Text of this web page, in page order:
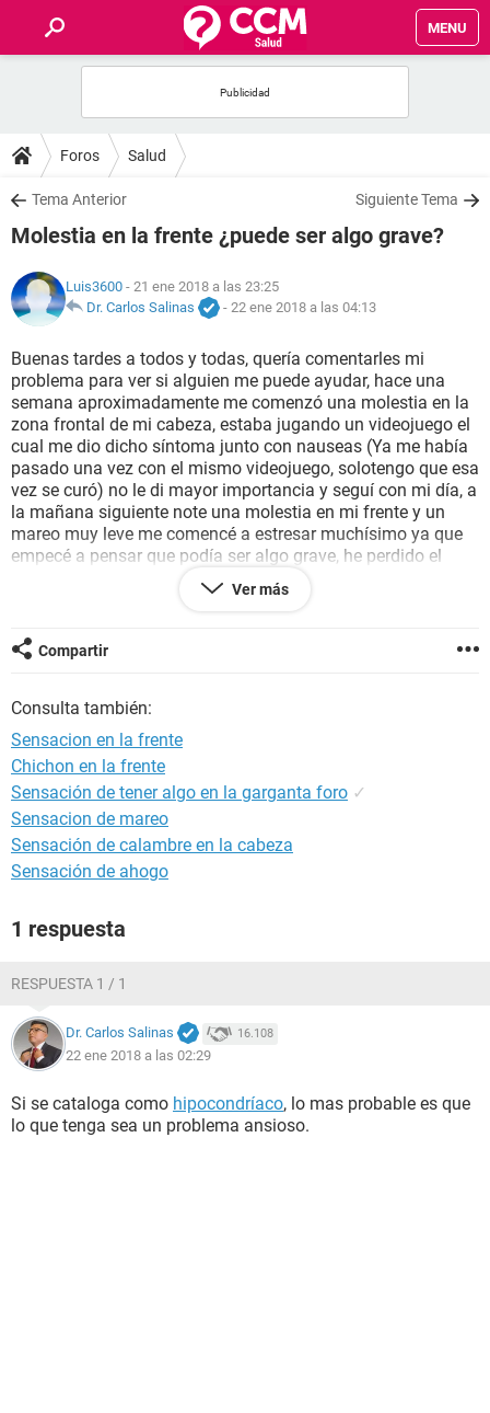
MENU
FOROS
SALUD
NUTRICIÓN
BIENESTAR
SEXUALIDAD
GLOSARIO
Foros Salud
Tema Anterior Siguiente Tema
Molestia en la frente ¿puede ser algo grave?
Luis3600 - 21 ene 2018 a las 23:25
Dr. Carlos Salinas
- 22 ene 2018 a las 04:13
Buenas tardes a todos y todas, quería comentarles mi
problema para ver si alguien me puede ayudar, hace una
semana aproximadamente me comenzó una molestia en la
zona frontal de mi cabeza, estaba jugando un videojuego el
cual me dio dicho síntoma junto con nauseas (Ya me había
pasado una vez con el mismo videojuego, solotengo que esa
vez se curó) no le di mayor importancia y seguí con mi día, a
la mañana siguiente note una molestia en mi frente y un
mareo muy leve me comencé a estresar muchísimo ya que
empecé a pensar que podía ser algo grave, he perdido el
apetito todo esto hasta el día de hoy, me siento igual, no ha
cambiado la situación, no se si será que estoy estresado de
lentes, por favor si alguien me puede ayudar me haría sentir
mejor ya que me siento muy asustado, Saludos.
Pd: Soy hipocondríaco (de ahí tanta preocupación por este
tipo de temas)
Síntomas: Mareo leve que se origina en mi frente, molestia
en mi frente, falta de apetito y náuseas de vez en cuando.
Ver más
Compartir
Consulta también:
Sensacion en la frente
Chichon en la frente
Sensación de tener algo en la garganta foro ✓
Sensacion de mareo
Sensación de calambre en la cabeza
Sensación de ahogo
1 respuesta
RESPUESTA 1 / 1
Dr. Carlos Salinas 16.108
22 ene 2018 a las 02:29
Si se cataloga como hipocondríaco, lo mas probable es que
lo que tenga sea un problema ansioso.